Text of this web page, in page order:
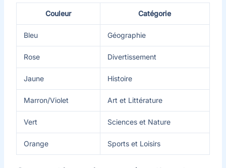
Couleur Catégorie
Bleu Géographie
Rose Divertissement
Jaune Histoire
Marron/Violet Art et Littérature
Vert Sciences et Nature
Orange Sports et Loisirs